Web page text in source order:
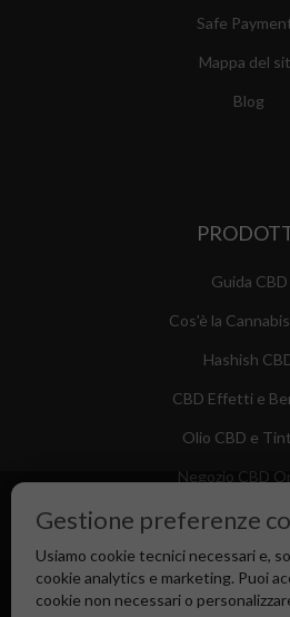
Safe
Mappa del
Blog
Guida CBD
Cos'è la
Hashish
CBD Effetti e
Olio CBD e
Negozio CBD
Gestione preferenze
Usiamo cookie tecnici necessari e,
cookie analytics e marketing. Puoi
cookie non necessari o
Canapa Market - Il tuo Shop